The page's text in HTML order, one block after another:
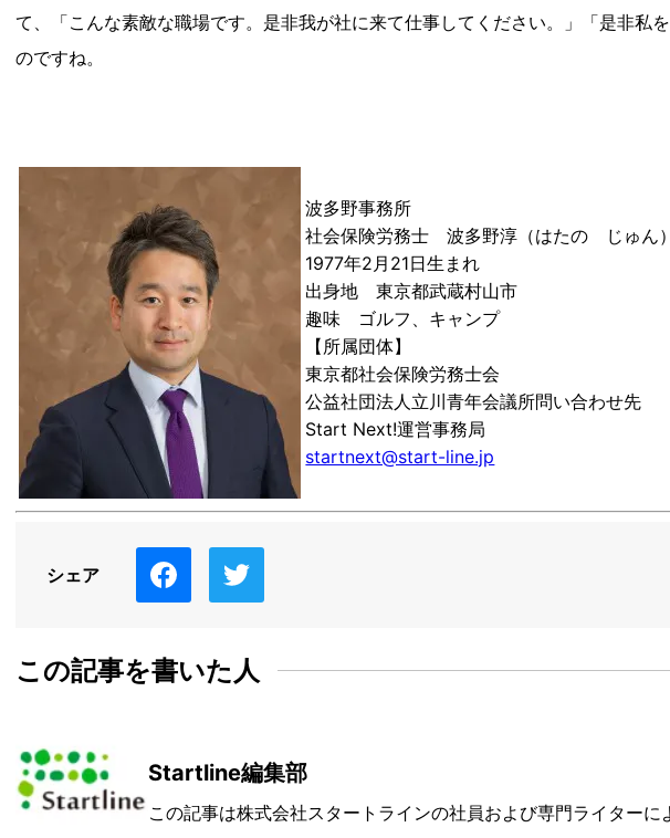
て、「こんな素敵な職場です。是非我が社に来て仕事してください。」「是非
のですね。
波多野事務所
社会保険労務士 波多野淳（はたの じゅん）
1977年2月21日生まれ
出身地 東京都武蔵村山市
趣味 ゴルフ、キャンプ
【所属団体】
東京都社会保険労務士会
公益社団法人立川青年会議所問い合わせ先
Start Next!運営事務局
startnext@start-line.jp
シェア
この記事を書いた人
Startline編集部
この記事は株式会社スタートラインの社員および専門ライター